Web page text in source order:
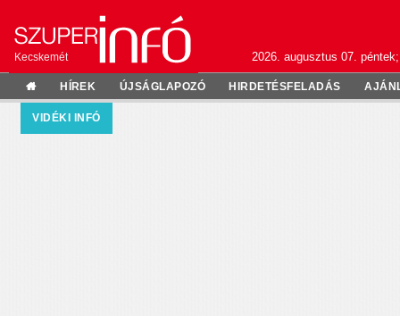
Kecskemét 2026. augusztus 07.
HÍREK ÚJSÁGLAPOZÓ HIRDETÉSFELADÁS
VIDÉKI INFÓ